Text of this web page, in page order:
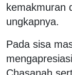
kemakmuran
ungkapnya.
Pada sisa
mengapresiasi